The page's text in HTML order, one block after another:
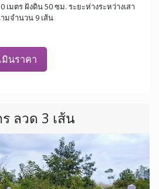
เมตร ฝังดิน 50 ซม. ระยะห่างระหว่างเสา
มจำนวน 9 เส้น
มินราคา
ลวด 3 เส้น